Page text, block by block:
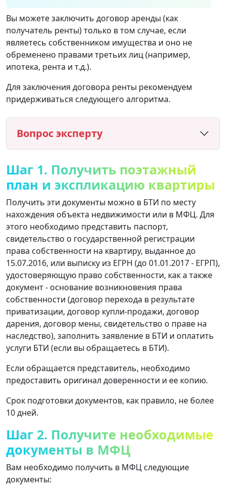
Вы можете заключить договор аренды (как
получатель ренты) только в том случае, если
являетесь собственником имущества и оно не
обременено правами третьих лиц (например,
ипотека, рента и т.д.).
Для заключения договора ренты рекомендуем
придерживаться следующего алгоритма.
Вопрос эксперту
Шаг 1. Получить поэтажный
план и экспликацию квартиры
Получить эти документы можно в БТИ по месту
нахождения объекта недвижимости или в МФЦ. Для
этого необходимо представить паспорт,
свидетельство о государственной регистрации
права собственности на квартиру, выданное до
15.07.2016, или выписку из ЕГРН (до 01.01.2017 - ЕГРП),
удостоверяющую право собственности, как а также
документ - основание возникновения права
собственности (договор перехода в результате
приватизации, договор купли-продажи, договор
дарения, договор мены, свидетельство о праве на
наследство), заполнить заявление в БТИ и оплатить
услуги БТИ (если вы обращаетесь в БТИ).
Если обращается представитель, необходимо
предоставить оригинал доверенности и ее копию.
Срок подготовки документов, как правило, не более
10 дней.
Шаг 2. Получите необходимые
документы в МФЦ
Вам необходимо получить в МФЦ следующие
документы: